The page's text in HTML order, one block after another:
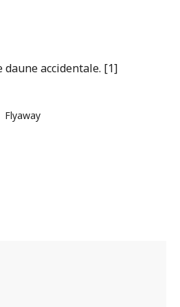
accidentale. [1]
Flyaway